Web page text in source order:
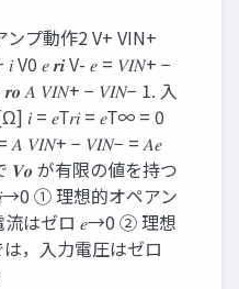
ンプ動作2 V+ VIN+
V0 𝑒 𝒓𝒊 V- 𝑒 = 𝑉𝐼𝑁+ −
𝐴 𝑉𝐼𝑁+ − 𝑉𝐼𝑁− 1. 入
𝑖 = 𝑒Τ𝑟𝑖 = 𝑒Τ∞ = 0
𝐴 𝑉𝐼𝑁+ − 𝑉𝐼𝑁− = 𝐴𝑒
𝑽𝒐 が有限の値を持つ
① 理想的オペアン
流はゼロ 𝑒→0 ② 理想
，入力電圧はゼロ